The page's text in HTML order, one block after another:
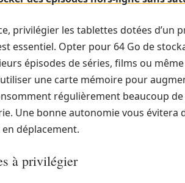
privilégier les tablettes dotées d’un
essentiel. Opter pour 64 Go de
épisodes de séries, films ou
une carte mémoire pour
régulièrement beaucoup
Une bonne autonomie vous
déplacement.
à privilégier